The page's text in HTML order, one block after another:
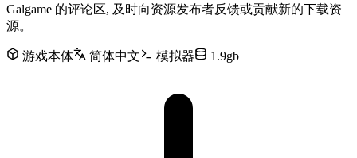
Galgame 的评论区, 及时向资源发布者反馈或贡献新的下载资
源。
游戏本体 简体中文 模拟器 1.9gb